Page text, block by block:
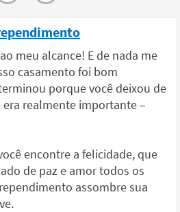
meu alcance! E de nada me
casamento foi bom
porque você deixou de
realmente importante –
encontre a felicidade, que
de paz e amor todos os
assombre sua